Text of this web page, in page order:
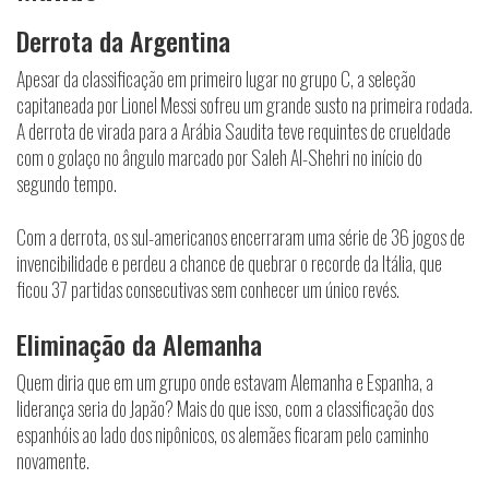
Derrota da Argentina
Apesar da classificação em primeiro lugar no grupo C, a seleção
capitaneada por Lionel Messi sofreu um grande susto na primeira rodada.
A derrota de virada para a Arábia Saudita teve requintes de crueldade
com o golaço no ângulo marcado por Saleh Al-Shehri no início do
segundo tempo.
Com a derrota, os sul-americanos encerraram uma série de 36 jogos de
invencibilidade e perdeu a chance de quebrar o recorde da Itália, que
ficou 37 partidas consecutivas sem conhecer um único revés.
Eliminação da Alemanha
Quem diria que em um grupo onde estavam Alemanha e Espanha, a
liderança seria do Japão? Mais do que isso, com a classificação dos
espanhóis ao lado dos nipônicos, os alemães ficaram pelo caminho
novamente.